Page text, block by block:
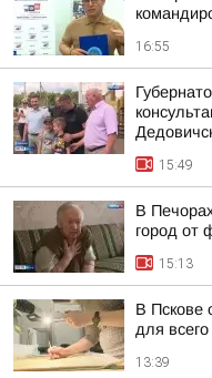
16:55
15:49
В
город от
15:13
В Пскове
для
13:39